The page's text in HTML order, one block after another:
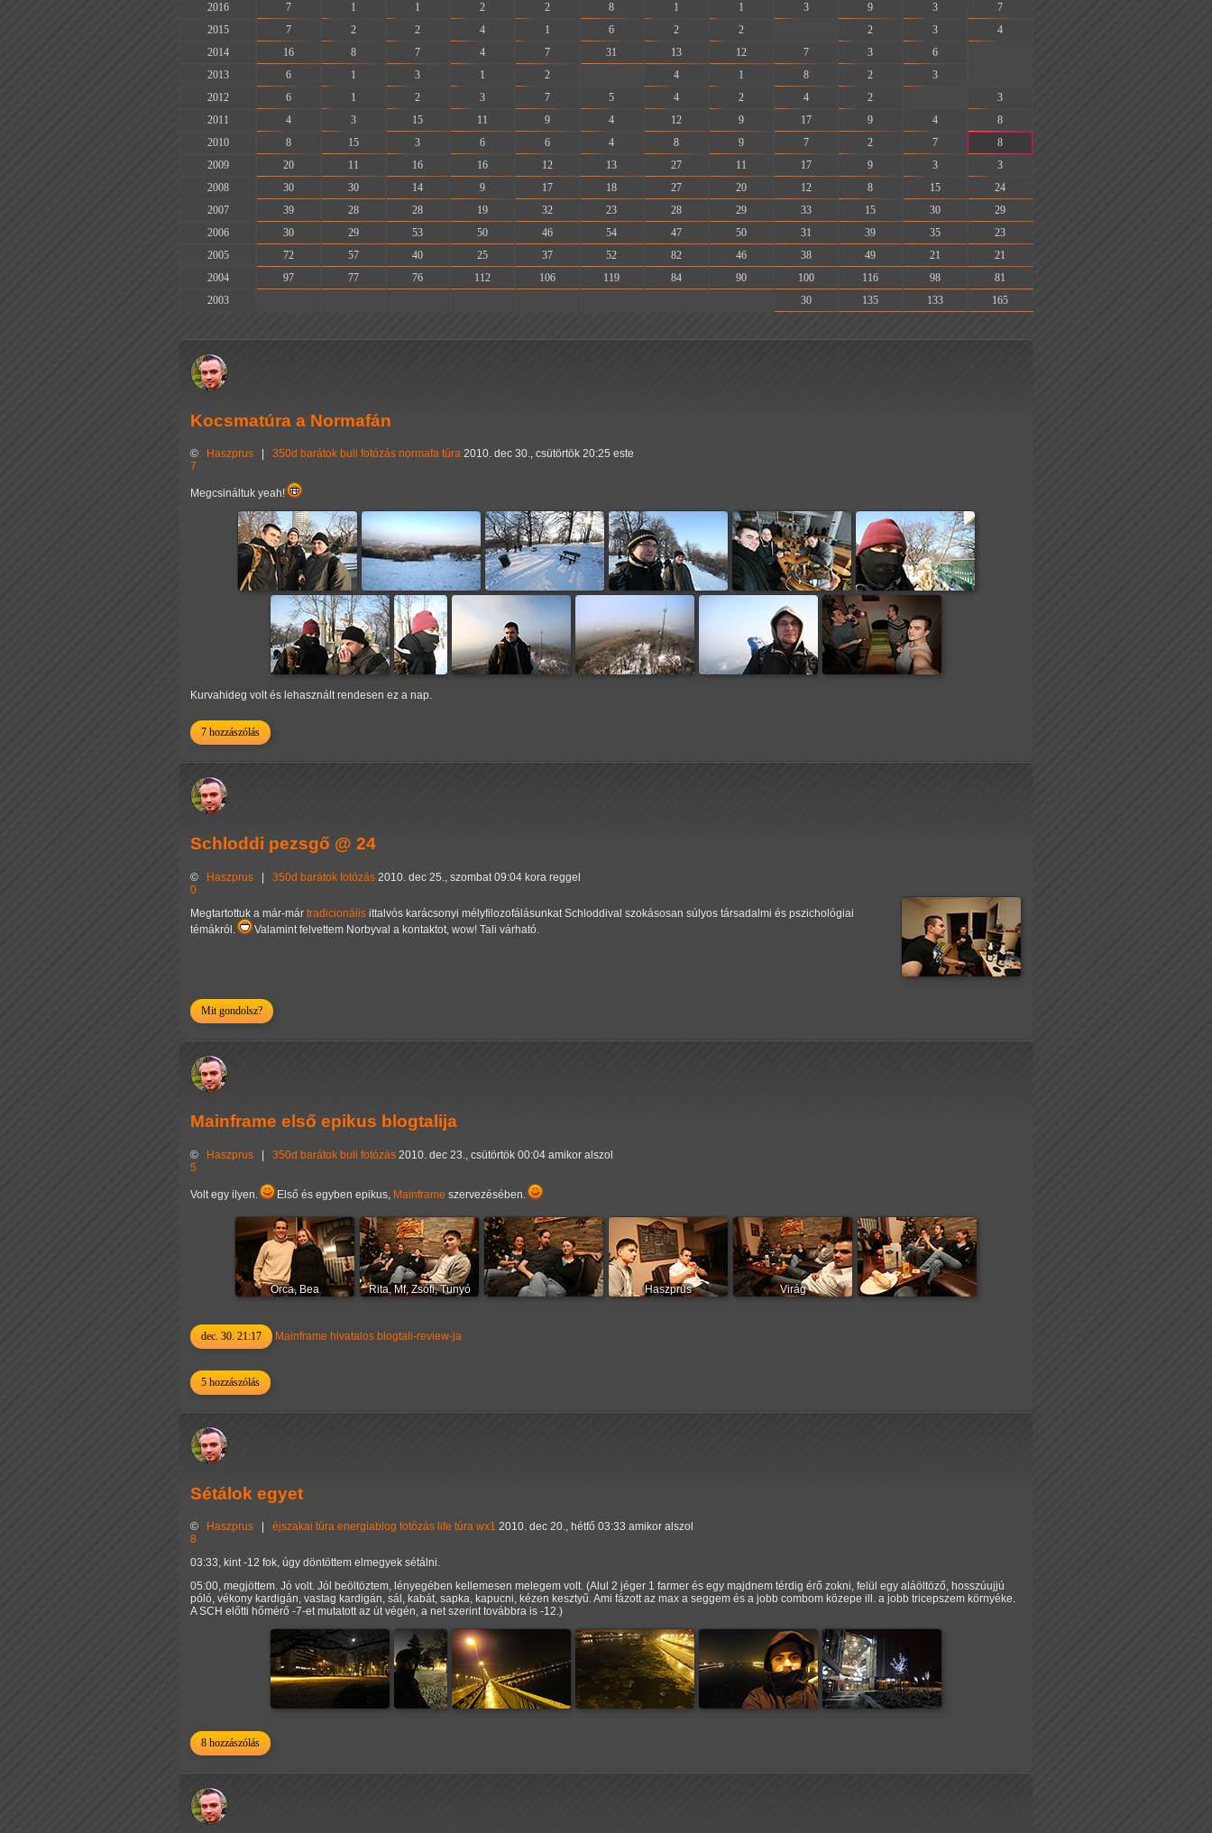
2016
7 1 1 2 2 8 1 1 3 9 3
7
2015
7 2 2 4 1 6 2 2 2 3
4
2014
16 8 7 4 7 31 13 12 7 3 6
2013
6 1 3 1 2 4 1 8 2 3
2012
6 1 2 3 7 5 4 2 4 2
3
2011
4 3 15 11 9 4 12 9 17 9 4
8
2010
8 15 3 6 6 4 8 9 7 2 7
8
2009
20 11 16 16 12 13 27 11 17 9 3
3
2008
30 30 14 9 17 18 27 20 12 8 15
24
2007
39 28 28 19 32 23 28 29 33 15 30
29
2006
30 29 53 50 46 54 47 50 31 39 35
23
2005
72 57 40 25 37 52 82 46 38 49 21
21
2004
97 77 76 112 106 119 84 90 100 116 98
81
2003
30 135 133 165
Kocsmatúra a Normafán
© Haszprus 350d barátok buli fotózás normafa túra 2010. dec 30., csütörtök 20:25 este
7
Megcsináltuk yeah!
Kurvahideg volt és lehasznált rendesen ez a nap.
7 hozzászólás
Schloddi pezsgő @ 24
© Haszprus | 350d barátok fotózás 2010. dec 25., szombat 09:04 kora reggel
0
Megtartottuk a már-már tradicionális ittalvós karácsonyi mélyfilozofálásunkat Schloddival szokásosan súlyos társadalmi és pszichológiai
témákról.
Valamint felvettem Norbyval a kontaktot, wow! Tali várható.
Mit gondolsz?
Mainframe első epikus blogtalija
© Haszprus 350d barátok buli fotózás 2010. dec 23., csütörtök 00:04 amikor alszol
5
Volt egy ilyen. Első és egyben epikus, Mainframe szervezésében.
Orca, Bea Rita, Mf, Zsófi, Tunyó Haszprus Virág
dec. 30. 21:17 Mainframe hivatalos blogtali-review-ja
5 hozzászólás
Sétálok egyet
© Haszprus éjszakai túra energiablog fotózás life túra wx1 2010. dec 20., hétfő 03:33 amikor alszol
8
03:33, kint -12 fok, úgy döntöttem elmegyek sétálni.
05:00, megjöttem. Jó volt. Jól beöltöztem, lényegében kellemesen melegem volt. (Alul 2 jéger 1 farmer és egy majdnem térdig érő zokni, felül egy aláöltöző, hosszúujjú
póló, vékony kardigán, vastag kardigán, sál, kabát, sapka, kapucni, kézen kesztyű. Ami fázott az max a seggem és a jobb combom közepe ill. a jobb tricepszem környéke.
A SCH előtti hőmérő -7-et mutatott az út végén, a net szerint továbbra is -12.)
8 hozzászólás